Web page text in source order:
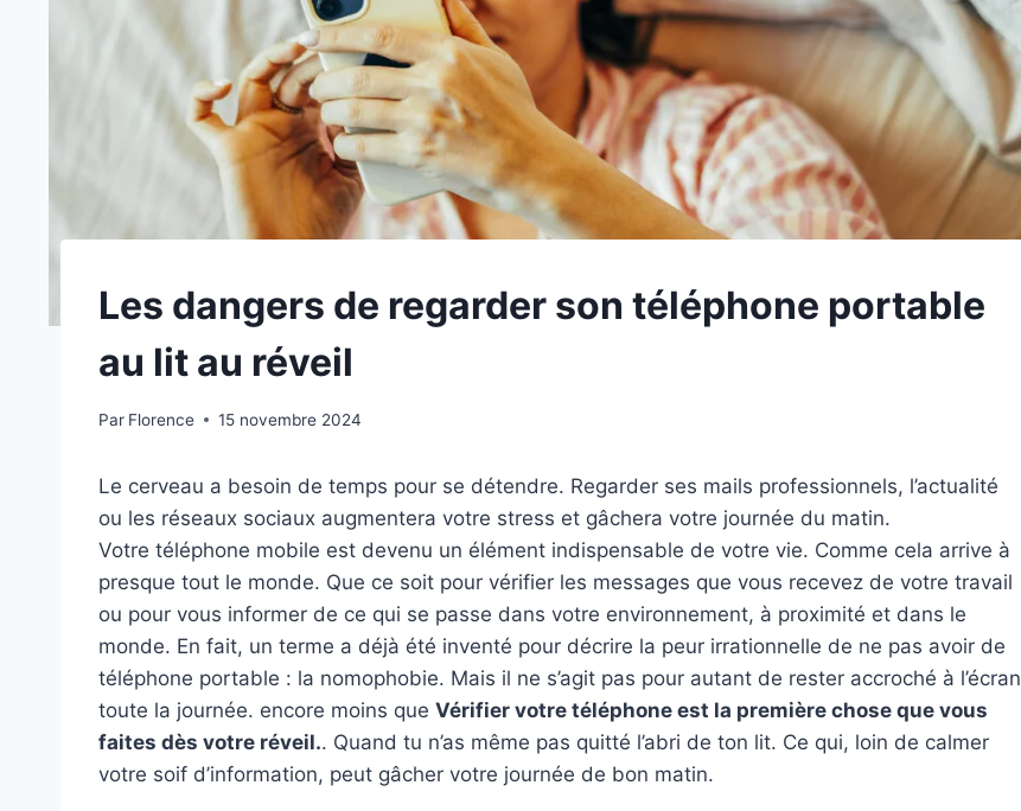
Les dangers de regarder son téléphone portable
au lit au réveil
Par Florence 15 novembre 2024
Le cerveau a besoin de temps pour se détendre. Regarder ses mails professionnels, l’actualité
ou les réseaux sociaux augmentera votre stress et gâchera votre journée du matin.
Votre téléphone mobile est devenu un élément indispensable de votre vie. Comme cela arrive à
presque tout le monde. Que ce soit pour vérifier les messages que vous recevez de votre travail
ou pour vous informer de ce qui se passe dans votre environnement, à proximité et dans le
monde. En fait, un terme a déjà été inventé pour décrire la peur irrationnelle de ne pas avoir de
téléphone portable : la nomophobie. Mais il ne s’agit pas pour autant de rester accroché à l’écran
toute la journée. encore moins que Vérifier votre téléphone est la première chose que vous
faites dès votre réveil.. Quand tu n’as même pas quitté l’abri de ton lit. Ce qui, loin de calmer
votre soif d’information, peut gâcher votre journée de bon matin.